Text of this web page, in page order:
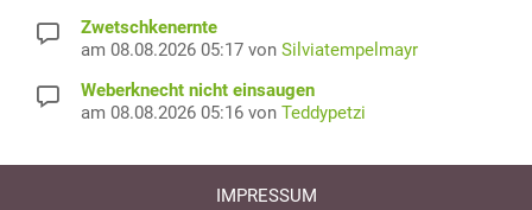
Zwetschkenernte
am 08.08.2026 05:17 von Silviatempelmayr
Weberknecht nicht einsaugen
am 08.08.2026 05:16 von Teddypetzi
IMPRESSUM